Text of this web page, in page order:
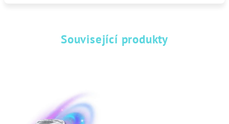
Související produkty